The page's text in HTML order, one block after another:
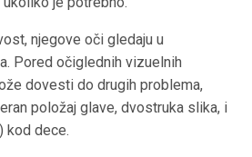
njegove oči gledaju u
Pored očiglednih vizuelnih
dovesti do drugih problema,
položaj glave, dvostruka slika, i
kod dece.